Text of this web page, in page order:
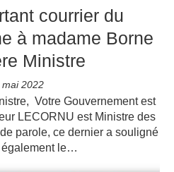
courrier du
à madame Borne
Ministre
mai 2022
Votre Gouvernement est
LECORNU est Ministre des
parole, ce dernier a souligné
également le…